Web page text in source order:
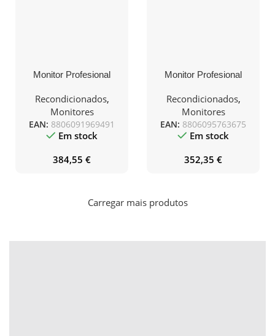
Monitor Profesional
LG 35WN75CP-B 35″/
WQHD/ Multimedia/
Regulable en Altura/
Negro
Recondicionados,
Monitores
EAN: 8806091969491
Em stock
384,55 €
Monitor Profesional
S60UD S27D604UAU
27″/ QHD/ Regulable en
Altura/ Negro
Recondicionados,
Monitores
EAN: 8806095763675
Em stock
352,35 €
Carregar mais produtos